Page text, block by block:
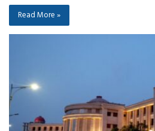
Read More »